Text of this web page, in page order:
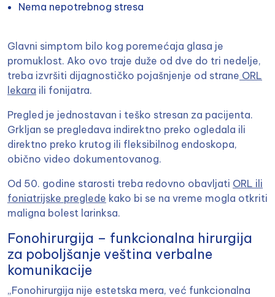
Nema nepotrebnog stresa
Glavni simptom bilo kog poremećaja glasa je
promuklost. Ako ovo traje duže od dve do tri nedelje,
treba izvršiti dijagnostičko pojašnjenje od strane ORL
lekara ili fonijatra.
Pregled je jednostavan i teško stresan za pacijenta.
Grkljan se pregledava indirektno preko ogledala ili
direktno preko krutog ili fleksibilnog endoskopa,
obično video dokumentovanog.
Od 50. godine starosti treba redovno obavljati ORL ili
foniatrijske preglede kako bi se na vreme mogla otkriti
maligna bolest larinksa.
Fonohirurgija – funkcionalna hirurgija
za poboljšanje veština verbalne
komunikacije
„Fonohirurgija nije estetska mera, već funkcionalna